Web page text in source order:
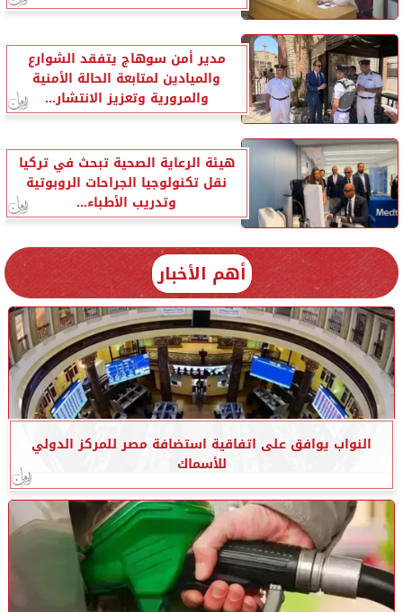
مدير أمن سوهاج يتفقد الشوارع
والميادين لمتابعة الحالة الأمنية
والمرورية وتعزيز الانتشار...
هيئة الرعاية الصحية تبحث في تركيا
نقل تكنولوجيا الجراحات الروبوتية
وتدريب الأطباء...
أهم الأخبار
النواب يوافق على اتفاقية استضافة مصر للمركز الدولي
للأسماك